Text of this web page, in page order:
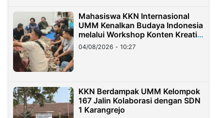
Mahasiswa KKN Internasional
UMM Kenalkan Budaya Indonesia
melalui Workshop Konten Kreatif
di Taiwan
04/08/2026 - 10:27
KKN Berdampak UMM Kelompok
167 Jalin Kolaborasi dengan SDN
1 Karangrejo